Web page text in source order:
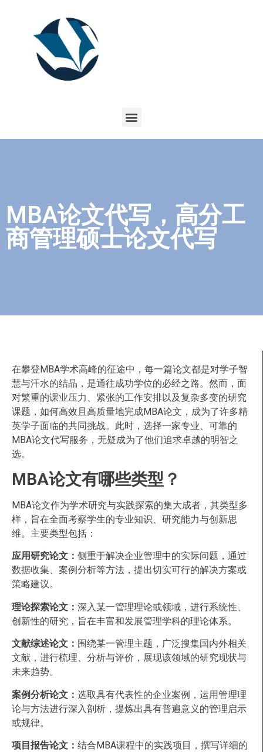
MBA论文代写，高分工
商管理硕士论文代写
在攀登MBA学术高峰的征途中，每一篇论文都是对学子智
慧与汗水的结晶，是通往成功学位的必经之路。然而，面
对繁重的课业压力、紧张的工作安排以及复杂多变的研究
课题，如何高效且高质量地完成MBA论文，成为了许多精
英学子面临的共同挑战。此时，选择一家专业、可靠的
MBA论文代写服务，无疑成为了他们追求卓越的明智之
选。
MBA论文有哪些类型？
MBA论文作为学术研究与实践探索的集大成者，其类型多
样，旨在全面考察学生的专业知识、研究能力与创新思
维。主要类型包括：
应用研究论文： 侧重于解决企业管理中的实际问题，通过
数据收集、案例分析等方法，提出切实可行的解决方案或
策略建议。
理论探索论文： 深入某一管理理论或领域，进行系统性、
创新性的研究，旨在丰富和发展管理学科的理论体系。
文献综述论文： 围绕某一管理主题，广泛搜集国内外相关
文献，进行梳理、分析与评价，展现该领域的研究现状与
未来趋势。
案例分析论文： 选取具有代表性的企业案例，运用管理理
论与方法进行深入剖析，提炼出具有普遍意义的管理启示
或规律。
项目报告论文： 结合MBA课程中的实践项目，撰写详细的